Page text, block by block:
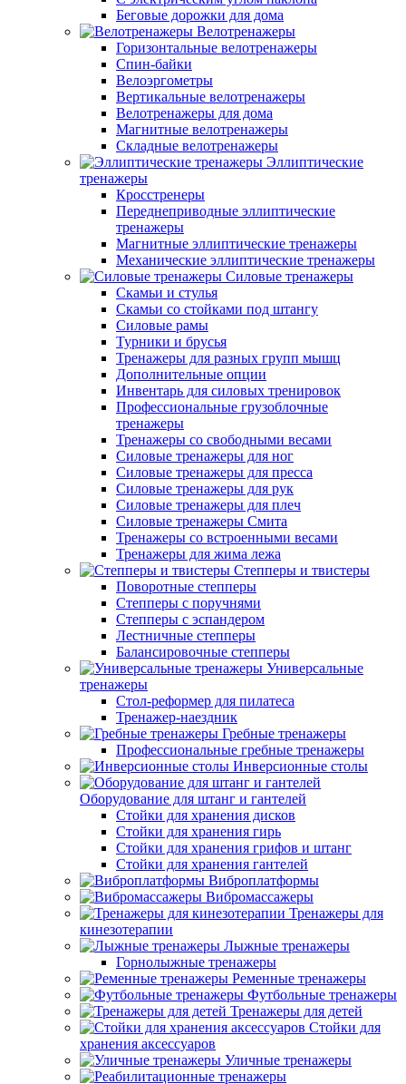
Беговые дорожки для дома
Велотренажеры
Горизонтальные велотренажеры
Спин-байки
Велоэргометры
Вертикальные велотренажеры
Велотренажеры для дома
Магнитные велотренажеры
Складные велотренажеры
Эллиптические
тренажеры
Кросстренеры
Переднеприводные эллиптические
тренажеры
Магнитные эллиптические тренажеры
Механические эллиптические тренажеры
Силовые тренажеры
Скамьи и стулья
Скамьи со стойками под штангу
Силовые рамы
Турники и брусья
Тренажеры для разных групп мышц
Дополнительные опции
Инвентарь для силовых тренировок
Профессиональные грузоблочные
тренажеры
Тренажеры со свободными весами
Силовые тренажеры для ног
Силовые тренажеры для пресса
Силовые тренажеры для рук
Силовые тренажеры для плеч
Силовые тренажеры Смита
Тренажеры со встроенными весами
Тренажеры для жима лежа
Степперы и твистеры
Поворотные степперы
Степперы с поручнями
Степперы с эспандером
Лестничные степперы
Балансировочные степперы
Универсальные
тренажеры
Стол-реформер для пилатеса
Тренажер-наездник
Гребные тренажеры
Профессиональные гребные тренажеры
Инверсионные столы
Оборудование для штанг и гантелей
Стойки для хранения дисков
Стойки для хранения гирь
Стойки для хранения грифов и штанг
Стойки для хранения гантелей
Виброплатформы
Вибромассажеры
Тренажеры для
кинезотерапии
Лыжные тренажеры
Горнолыжные тренажеры
Ременные тренажеры
Футбольные тренажеры
Тренажеры для детей
Стойки для
хранения аксессуаров
Уличные тренажеры